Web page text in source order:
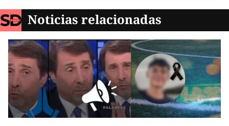
Noticias relacionadas